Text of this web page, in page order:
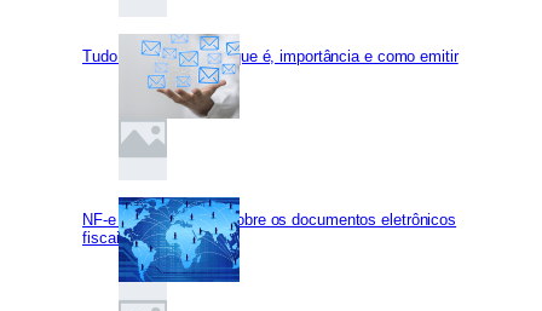
Tudo sobre o CT-e: o que é, importância e como emitir
NF-e LGPD: normas sobre os documentos eletrônicos
fiscais